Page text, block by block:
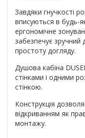
Завдяки гнучкості
вписуються в будь-
ергономічне
забезпечує зручний
простоту догляду.
Душова кабіна
стінками і одними
стінкою.
Конструкція
відкриванням як
монтажу.